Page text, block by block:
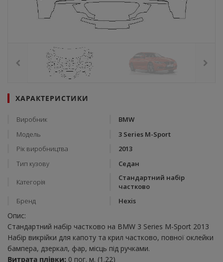
ХАРАКТЕРИСТИКИ
Виробник
BMW
Модель
3 Series M-Sport
Рік виробництва
2013
Тип кузову
Седан
Категорія
Стандартний набір
частково
Бренд
Hexis
Опис:
Стандартний набір частково на BMW 3 Series M-Sport 2013
Набір викрійки для капоту та крил частково, повної оклейки
бампера, дзеркал, фар, місць під ручками.
Витрата плівки: 0 пог. м. (1.22)